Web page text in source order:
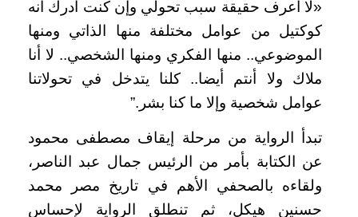
«لا أعرف حقيقة سبب تحولي وإن كنت أدرك أنه
كوكتيل من عوامل مختلفة منها الذاتي ومنها
الموضوعي.. منها الفكري ومنها الشخصي.. لا أنا
ملاك ولا أنتم أيضا.. كلنا يتدخل في تحولاتنا
عوامل شخصية وإلا ما كنا بشر.”
تبدأ الرواية من مرحلة إيقاف مصطفى محمود
عن الكتابة بأمر من الرئيس جمال عبد الناصر،
ولقاءه بالصحفي الأهم في تاريخ مصر محمد
حسنين هيكل، ثم تنطلق الرواية لإحساس